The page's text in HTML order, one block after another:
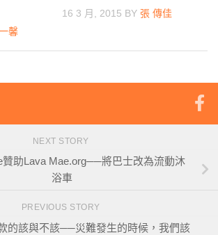
馨
16 3 月, 2015 BY 張 傳佳
NEXT STORY
贊助Lava Mae.org──將巴士改為流動沐
浴車
PREVIOUS STORY
的該與不該──災難發生的時候，我們該